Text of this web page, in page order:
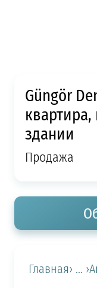
Güngör
здании
Продажа
Главная› ... ›